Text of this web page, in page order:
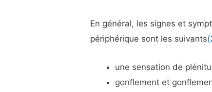
En général, les signes et
périphérique sont les suivants
une sensation de
gonflement et